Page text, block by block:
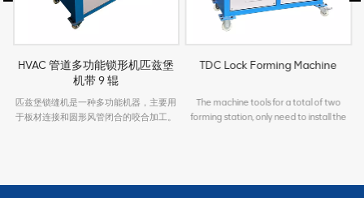
HVAC 管道多功能锁形机匹兹堡
机带 9 辊
匹兹堡锁缝机是一种多功能机器，主要用
于板材连接和圆形风管闭合的咬合加工。
TDC Lock Forming Machine
The machine tools for a total of two
forming station, only need to install the